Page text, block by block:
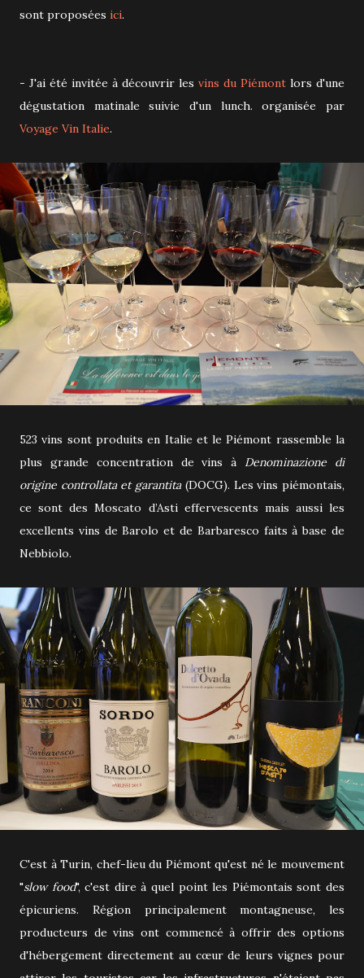
sont proposées ici.
- J'ai été invitée à découvrir les vins du Piémont lors d'une
dégustation matinale suivie d'un lunch. organisée par
Voyage Vin Italie.
523 vins sont produits en Italie et le Piémont rassemble la
plus grande concentration de vins à Denominazione di
origine controllata et garantita(DOCG). Les vins piémontais,
ce sont desMoscato d’Asti effervescents mais aussi les
excellents vins de Barolo et de Barbaresco faits à base de
Nebbiolo.
C'est à Turin, chef-lieu du Piémont qu'est né le mouvement
"slow food", c'est dire à quel point les Piémontais sont des
épicuriens. Région principalement montagneuse, les
producteurs de vins ont commencé à offrir des options
d'hébergement directement au cœur de leurs vignes pour